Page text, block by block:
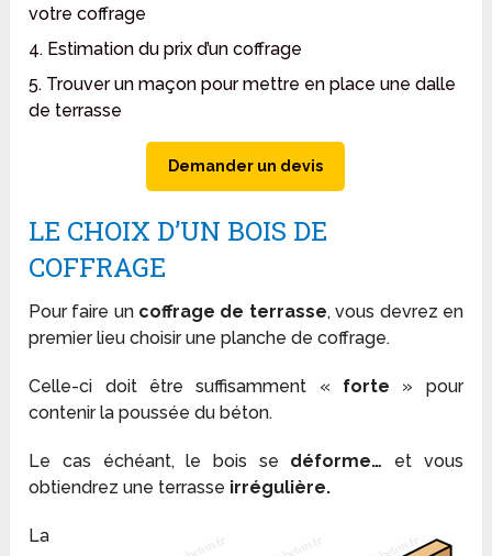
votre coffrage
4. Estimation du prix d’un coffrage
5. Trouver un maçon pour mettre en place une dalle
de terrasse
Demander un devis
LE CHOIX D’UN BOIS DE
COFFRAGE
Pour faire un coffrage de terrasse, vous devrez en
premier lieu choisir une planche de coffrage.
Celle-ci doit être suffisamment « forte » pour
contenir la poussée du béton.
Le cas échéant, le bois se déforme… et vous
obtiendrez une terrasse irrégulière.
La